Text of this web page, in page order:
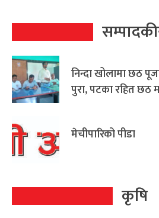
निन्दा खोलामा छठ
पुरा, पटका रहित
मेचीपारिको पीडा
कृषि